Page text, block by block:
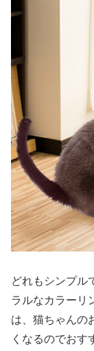
どれもシンプル
ラルなカラーリ
は、猫ちゃんの
くなるのでおす